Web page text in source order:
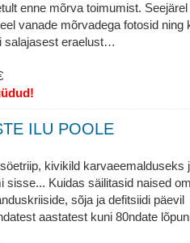
enne mõrva toimumist. Seejärel
vanade mõrvadega fotosid ning
salajasest eraelust…
ILU POOLE
kivikild karvaeemalduseks
sisse... Kuidas säilitasid naised
sõja ja defitsiidi päevil
aastatest kuni 80ndate